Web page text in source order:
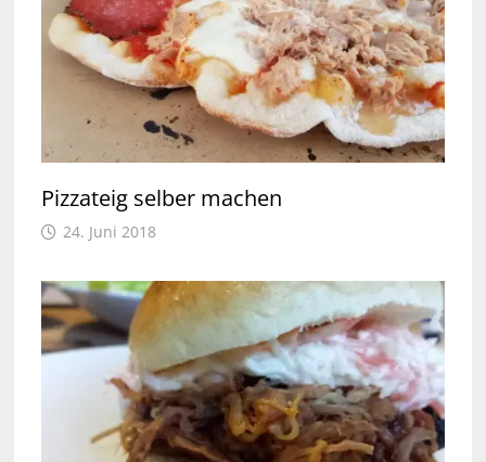
Pizzateig selber machen
24. Juni 2018